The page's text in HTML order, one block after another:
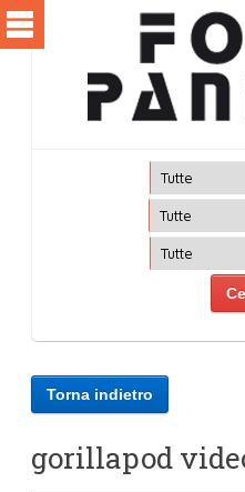
Torna indietro
gorillapod